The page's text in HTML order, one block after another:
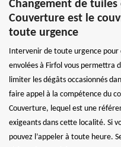
Changement de
Couverture est le
toute urgence
Intervenir de toute urgence
envolées à Firfol vous permettra
limiter les dégâts occasionnés
faire appel à la compétence du
Couverture, lequel est une
exigeants dans cette localité. Si
pouvez l’appeler à toute heure.